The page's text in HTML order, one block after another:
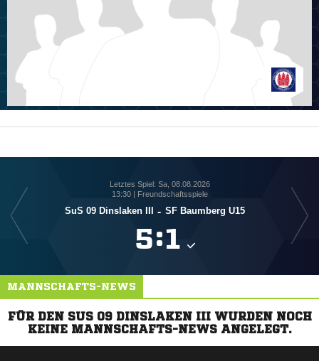
Letztes Spiel: Sa, 08.08.2026
13:30 | Freundschaftsspiele
SuS 09 Dinslaken III - SF Baumberg U15
:
MANNSCHAFTS-NEWS
FÜR DEN SUS 09 DINSLAKEN III WURDEN NOCH
KEINE MANNSCHAFTS-NEWS ANGELEGT.